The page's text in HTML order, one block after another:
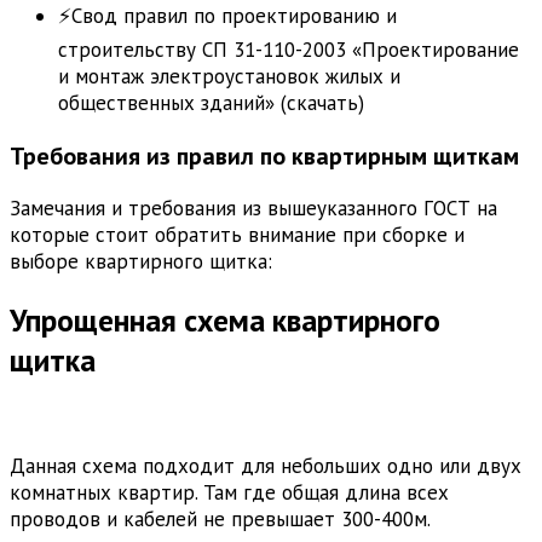
⚡Свод правил по проектированию и
строительству СП 31-110-2003 «Проектирование
и монтаж электроустановок жилых и
общественных зданий» (скачать)
Требования из правил по квартирным щиткам
Замечания и требования из вышеуказанного ГОСТ на
которые стоит обратить внимание при сборке и
выборе квартирного щитка:
Упрощенная схема квартирного
щитка
Данная схема подходит для небольших одно или двух
комнатных квартир. Там где общая длина всех
проводов и кабелей не превышает 300-400м.